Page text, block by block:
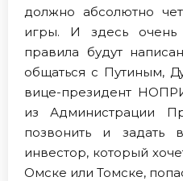
должно абсолютно
игры. И здесь
правила будут
общаться с Путиным,
вице-президент
из Администрации
позвонить и
инвестор, который
Омске или Томске,